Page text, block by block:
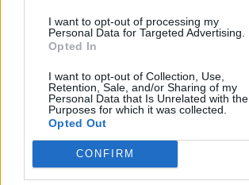
I want to opt-out of processing my
Personal Data for Targeted Advertising.
Opted In
I want to opt-out of Collection, Use,
Retention, Sale, and/or Sharing of my
Personal Data that Is Unrelated with the
Purposes for which it was collected.
Opted Out
CONFIRM
електроцентрала
06.08.2026 / 15:30